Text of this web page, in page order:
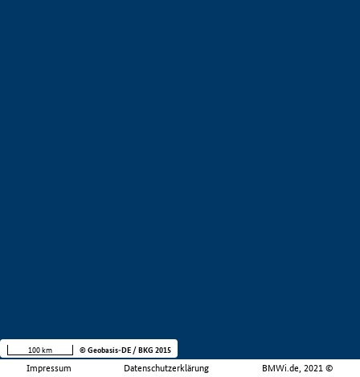
Impressum Datenschutzerklärung BMWi.de, 2021 ©
100 km © Geobasis-DE / BKG 2015